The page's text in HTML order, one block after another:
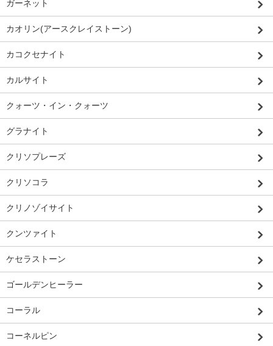
ガーネット
カオリン(アースクレイストーン)
カコクセナイト
カルサイト
クォーツ・イン・クォーツ
グラナイト
クリソプレーズ
クリソコラ
クリノゾイサイト
クンツァイト
ケセラストーン
ゴールデンヒーラー
コーラル
コーネルピン